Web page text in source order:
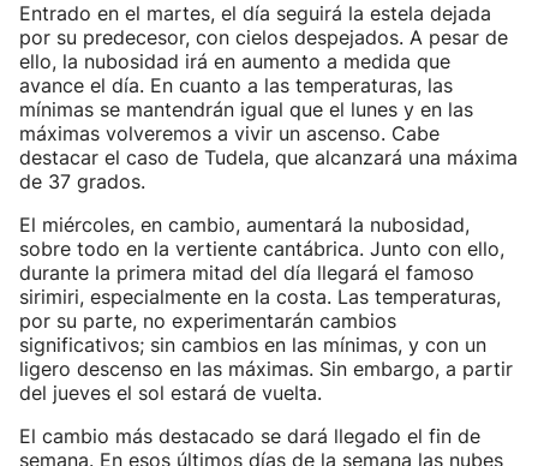
Entrado en el martes, el día seguirá la estela dejada
por su predecesor, con cielos despejados. A pesar de
ello, la nubosidad irá en aumento a medida que
avance el día. En cuanto a las temperaturas, las
mínimas se mantendrán igual que el lunes y en las
máximas volveremos a vivir un ascenso. Cabe
destacar el caso de Tudela, que alcanzará una máxima
de 37 grados.
El miércoles, en cambio, aumentará la nubosidad,
sobre todo en la vertiente cantábrica. Junto con ello,
durante la primera mitad del día llegará el famoso
sirimiri, especialmente en la costa. Las temperaturas,
por su parte, no experimentarán cambios
significativos; sin cambios en las mínimas, y con un
ligero descenso en las máximas. Sin embargo, a partir
del jueves el sol estará de vuelta.
El cambio más destacado se dará llegado el fin de
semana. En esos últimos días de la semana las nubes